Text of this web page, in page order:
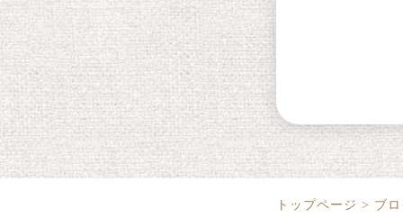
トップページ > ブ